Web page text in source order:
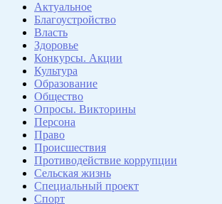
Актуальное
Благоустройство
Власть
Здоровье
Конкурсы. Акции
Культура
Образование
Общество
Опросы. Викторины
Персона
Право
Происшествия
Противодействие коррупции
Сельская жизнь
Специальный проект
Спорт